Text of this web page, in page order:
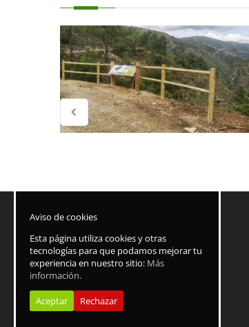
Aviso de cookies
Esta página utiliza cookies y otras
tecnologías para que podamos mejorar tu
experiencia en nuestro sitio: Más
información.
Aceptar Rechazar